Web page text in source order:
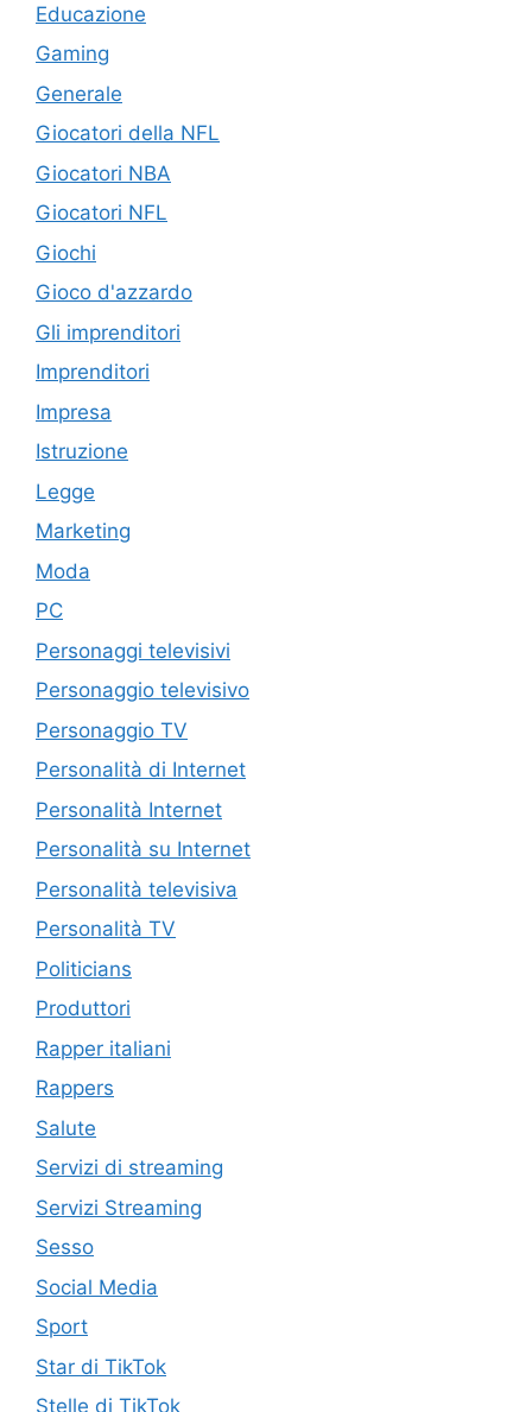
Educazione
Gaming
Generale
Giocatori della NFL
Giocatori NBA
Giocatori NFL
Giochi
Gioco d'azzardo
Gli imprenditori
Imprenditori
Impresa
Istruzione
Legge
Marketing
Moda
PC
Personaggi televisivi
Personaggio televisivo
Personaggio TV
Personalità di Internet
Personalità Internet
Personalità su Internet
Personalità televisiva
Personalità TV
Politicians
Produttori
Rapper italiani
Rappers
Salute
Servizi di streaming
Servizi Streaming
Sesso
Social Media
Sport
Star di TikTok
Stelle di TikTok